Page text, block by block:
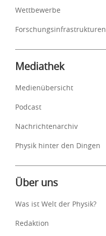
Wettbewerbe
Forschungsinfrastrukturen
Mediathek
Medienübersicht
Podcast
Nachrichtenarchiv
Physik hinter den Dingen
Über uns
Was ist Welt der Physik?
Redaktion